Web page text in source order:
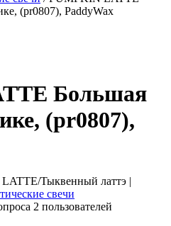
(pr0807), PaddyWax
Большая
(pr0807),
Тыквенный латтэ |
свечи
2 пользователей